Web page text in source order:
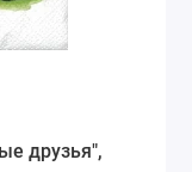
друзья",